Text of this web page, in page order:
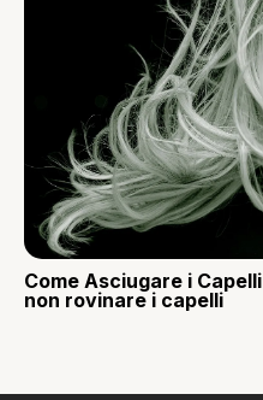
Come Asciugare i
non rovinare i capelli